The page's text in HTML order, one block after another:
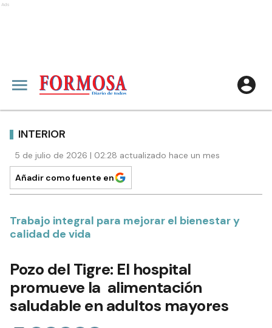
Ads
INTERIOR
5 de julio de 2026 | 02:28 actualizado hace un mes
Añadir como fuente en
Trabajo integral para mejorar el bienestar y
calidad de vida
Pozo del Tigre: El hospital
promueve la alimentación
saludable en adultos mayores